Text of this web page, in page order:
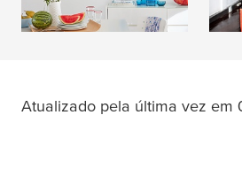
LER MAIS
Atualizado pela última vez